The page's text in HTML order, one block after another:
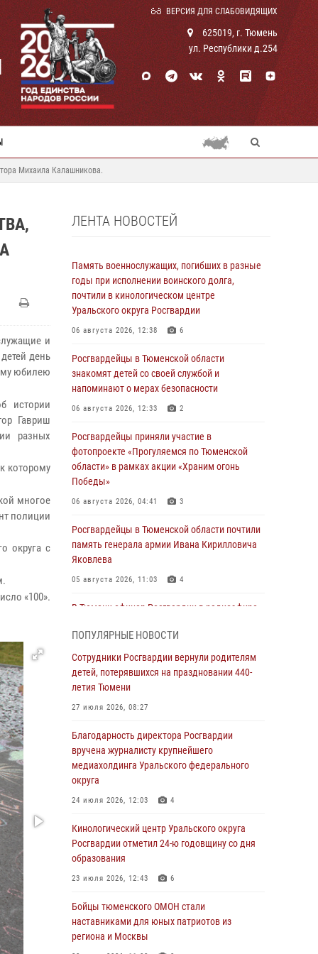
ВЕРСИЯ ДЛЯ СЛАБОВИДЯЩИХ
625019, г. Тюмень
ул. Республики д.254
Михаила Калашникова.
и
день
юбилею
истории
Гавриш
разных
которому
многое
полиции
округа с
«100».
ЛЕНТА НОВОСТЕЙ
Память военнослужащих, погибших в разные
годы при исполнении воинского долга,
почтили в кинологическом центре
Уральского округа Росгвардии
06 августа 2026, 12:38 6
Росгвардейцы в Тюменской области
знакомят детей со своей службой и
напоминают о мерах безопасности
06 августа 2026, 12:33 2
Росгвардейцы приняли участие в
фотопроекте «Прогуляемся по Тюменской
области» в рамках акции «Храним огонь
Победы»
06 августа 2026, 04:41 3
Росгвардейцы в Тюменской области почтили
память генерала армии Ивана Кирилловича
Яковлева
05 августа 2026, 11:03 4
В Тюмени офицер Росгвардии в радиоэфире
владения оружием
05 августа 2026, 09:56 2
Военнослужащие Росгвардии сбили дрон-
Стальной характер продемонстрировали
росгвардейцы в ходе масштабных
спортивных событий на Урале
05 августа 2026, 05:22
В Тюмени сотрудник Росгвардии во
внеслужебное время задержал виновника
ДТП
05 августа 2026, 05:15
Со 101-м Днём рождения поздравили
сотрудники Росгвардии труженицу тыла из
Тюмени
ПОПУЛЯРНЫЕ НОВОСТИ
Сотрудники Росгвардии вернули родителям
детей, потерявшихся на праздновании 440-
летия Тюмени
27 июля 2026, 08:27
Благодарность директора Росгвардии
вручена журналисту крупнейшего
медиахолдинга Уральского федерального
округа
24 июля 2026, 12:03 4
Кинологический центр Уральского округа
Росгвардии отметил 24-ю годовщину со дня
образования
23 июля 2026, 12:43 6
Бойцы тюменского ОМОН стали
наставниками для юных патриотов из
региона и Москвы